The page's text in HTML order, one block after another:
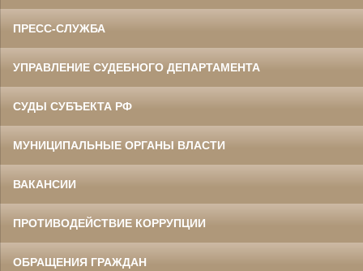
ПРЕСС-СЛУЖБА
УПРАВЛЕНИЕ СУДЕБНОГО ДЕПАРТАМЕНТА
СУДЫ СУБЪЕКТА РФ
МУНИЦИПАЛЬНЫЕ ОРГАНЫ ВЛАСТИ
ВАКАНСИИ
ПРОТИВОДЕЙСТВИЕ КОРРУПЦИИ
ОБРАЩЕНИЯ ГРАЖДАН